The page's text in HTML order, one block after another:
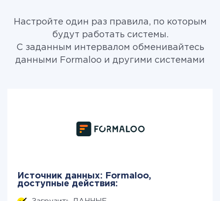
Настройте один раз правила, по которым
будут работать системы.
С заданным интервалом обменивайтесь
данными Formaloo и другими системами
Источник данных: Formaloo,
доступные действия: